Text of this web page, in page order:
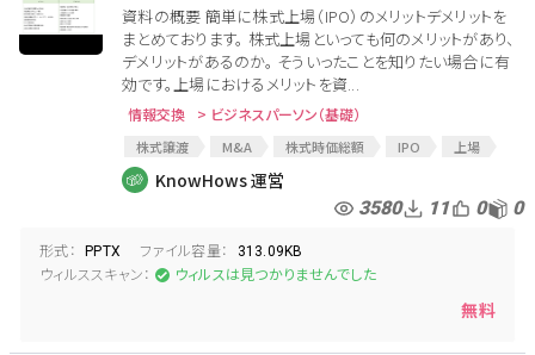
資料の概要 簡単に株式上場（IPO）のメリットデメリットを
まとめております。 株式上場といっても何のメリットがあり、
デメリットがあるのか。 そういったことを知りたい場合に有
効です。上場におけるメリットを資...
情報交換 > ビジネスパーソン（基礎）
株式譲渡 M&A 株式時価総額 IPO
上場
株式上場
IPOコンサルタント
IPOチェックリスト
上場メリット
KnowHows 運営
3580 11 0 0
形式： PPTX ファイル容量： 313.09KB
ウィルススキャン： ウィルスは見つかりませんでした
無料